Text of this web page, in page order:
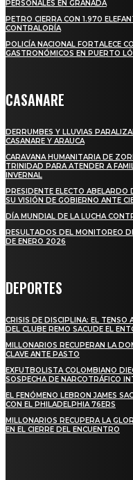
PERSONALES EN GRANADA
PETRO CIERRA CON 1.970
CONTRALORÍA
POLICÍA NACIONAL FORTALECE
GASTRONÓMICOS EN PUERTO
CASANARE
DERRUMBES Y LLUVIAS
CASANARE Y ARAUCA
CARAVANA HUMANITARIA DE
TRINIDAD PARA ATENDER A
INVERNAL
PRESIDENTE ELECTO ABELARDO
SU VISIÓN DE GOBIERNO ANTE
DÍA MUNDIAL DE LA LUCHA
RESULTADOS DEL MONITOREO
DE ENERO 2026
DEPORTES
CRISIS DE DISCIPLINA: EL TENSO
DEL CLUBE REMO SACUDE EL
MILLONARIOS RECUPERAN LA
CLAVE ANTE PASTO
EXFUTBOLISTA COLOMBIANO
SOSPECHA DE NARCOTRÁFICO
EL FENÓMENO LEBRON JAMES
CON EL PHILADELPHIA 76ERS
MILLONARIOS RECUPERA LA
EN EL CIERRE DEL ENCUENTRO